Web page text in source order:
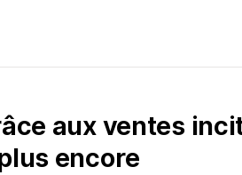
aux ventes
encore